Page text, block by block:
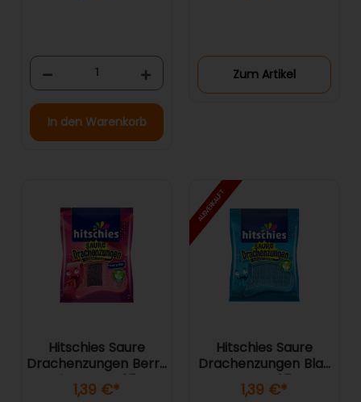
In den Warenkorb
Zum Artikel
Hitschies Saure
Drachenzungen Berry
Mix vegan 125g
1,39 €*
AUSVERKAUFT
Hitschies Saure
Drachenzungen Blau
vegan 125g
1,39 €*